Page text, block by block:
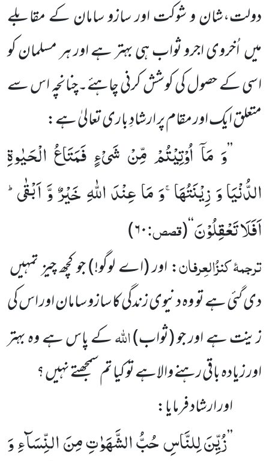
دولت،شان و شوکت اور سازو سامان کے مقابلے
میں اُخروی اجرو ثواب ہی بہتر ہے اور ہر مسلمان کو
اسی کے حصول کی کوشش کرنی چاہئے۔چنانچہ اس سے
متعلق ایک اور مقام پر ارشادِ باری تعالیٰ ہے:
’’وَ مَاۤ اُوْتِیْتُمْ مِّنْ شَیْءٍ فَمَتَاعُ الْحَیٰوةِ
الدُّنْیَا وَ زِیْنَتُهَاۚ-وَ مَا عِنْدَ اللّٰهِ خَیْرٌ وَّ اَبْقٰىؕ-
اَفَلَا تَعْقِلُوْنَ‘‘
(قصص:۶۰)
ترجمۂکنزُالعِرفان: اور(اے لوگو!)جو کچھ چیز تمہیں
دی گئی ہے تو وہ دنیوی زندگی کا سازو سامان اور اس کی
زینت ہے اور جو(ثواب)اللہکے پاس ہے وہ بہتر
اور زیادہ باقی رہنے والاہے تو کیا تم سمجھتے نہیں ؟
اور ارشاد فرمایا:
’’زُیِّنَ لِلنَّاسِ حُبُّ الشَّهَوٰتِ مِنَ النِّسَآءِ وَ